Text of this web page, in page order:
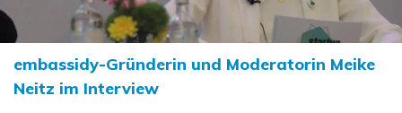
embassidy-Gründerin und Moderatorin Meike
Neitz im Interview